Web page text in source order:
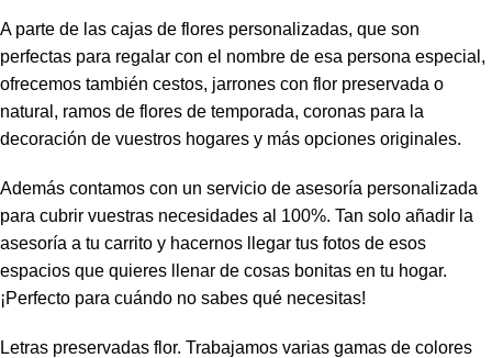
A parte de las cajas de flores personalizadas, que son
perfectas para regalar con el nombre de esa persona especial,
ofrecemos también cestos, jarrones con flor preservada o
natural, ramos de flores de temporada, coronas para la
decoración de vuestros hogares y más opciones originales.
Además contamos con un servicio de asesoría personalizada
para cubrir vuestras necesidades al 100%. Tan solo añadir la
asesoría a tu carrito y hacernos llegar tus fotos de esos
espacios que quieres llenar de cosas bonitas en tu hogar.
¡Perfecto para cuándo no sabes qué necesitas!
Letras preservadas flor. Trabajamos varias gamas de colores